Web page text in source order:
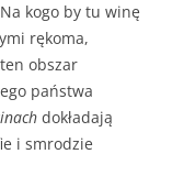
kogo by tu winę
rękoma,
obszar
państwa
dokładają
i smrodzie